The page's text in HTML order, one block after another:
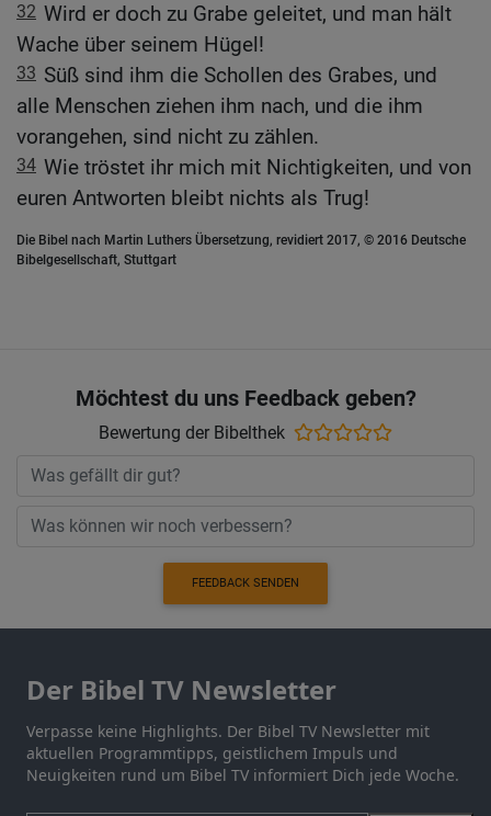
32 Wird er doch zu Grabe geleitet, und man hält
Wache über seinem Hügel!
33 Süß sind ihm die Schollen des Grabes, und
alle Menschen ziehen ihm nach, und die ihm
vorangehen, sind nicht zu zählen.
34 Wie tröstet ihr mich mit Nichtigkeiten, und von
euren Antworten bleibt nichts als Trug!
Die Bibel nach Martin Luthers Übersetzung, revidiert 2017, © 2016 Deutsche
Bibelgesellschaft, Stuttgart
Möchtest du uns Feedback geben?
Bewertung der Bibelthek
FEEDBACK SENDEN
Der Bibel TV Newsletter
Verpasse keine Highlights. Der Bibel TV Newsletter mit
aktuellen Programmtipps, geistlichem Impuls und
Neuigkeiten rund um Bibel TV informiert Dich jede Woche.